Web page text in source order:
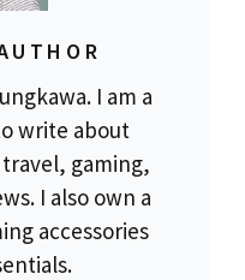
I am a
write about
gaming,
I also own a
accessories